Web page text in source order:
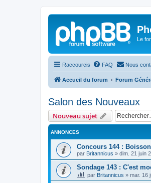
Le
Raccourcis FAQ Nous
Accueil du forum Forum
Salon des Nouveaux
Nouveau sujet
ANNONCES
Concours 144 : Boisson
par Britannicus » dim. 21 juin
Sondage 143 : C'est
par Britannicus » mar. 16